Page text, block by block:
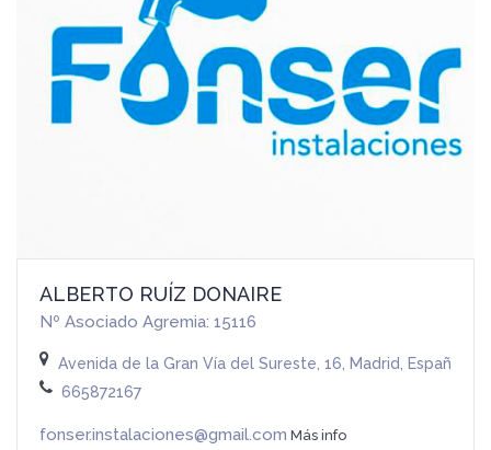
ALBERTO RUÍZ DONAIRE
Nº Asociado Agremia: 15116
Avenida de la Gran Vía del Sureste, 16, Madrid, España
665872167
fonser.instalaciones@gmail.com Más info